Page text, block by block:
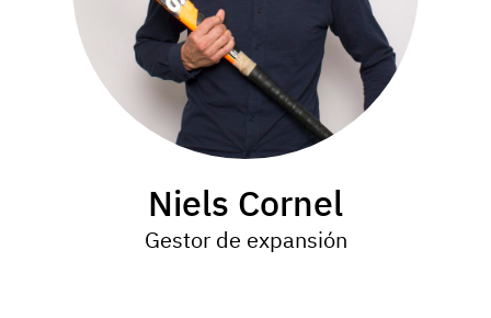
Niels Cornel
Gestor de expansión